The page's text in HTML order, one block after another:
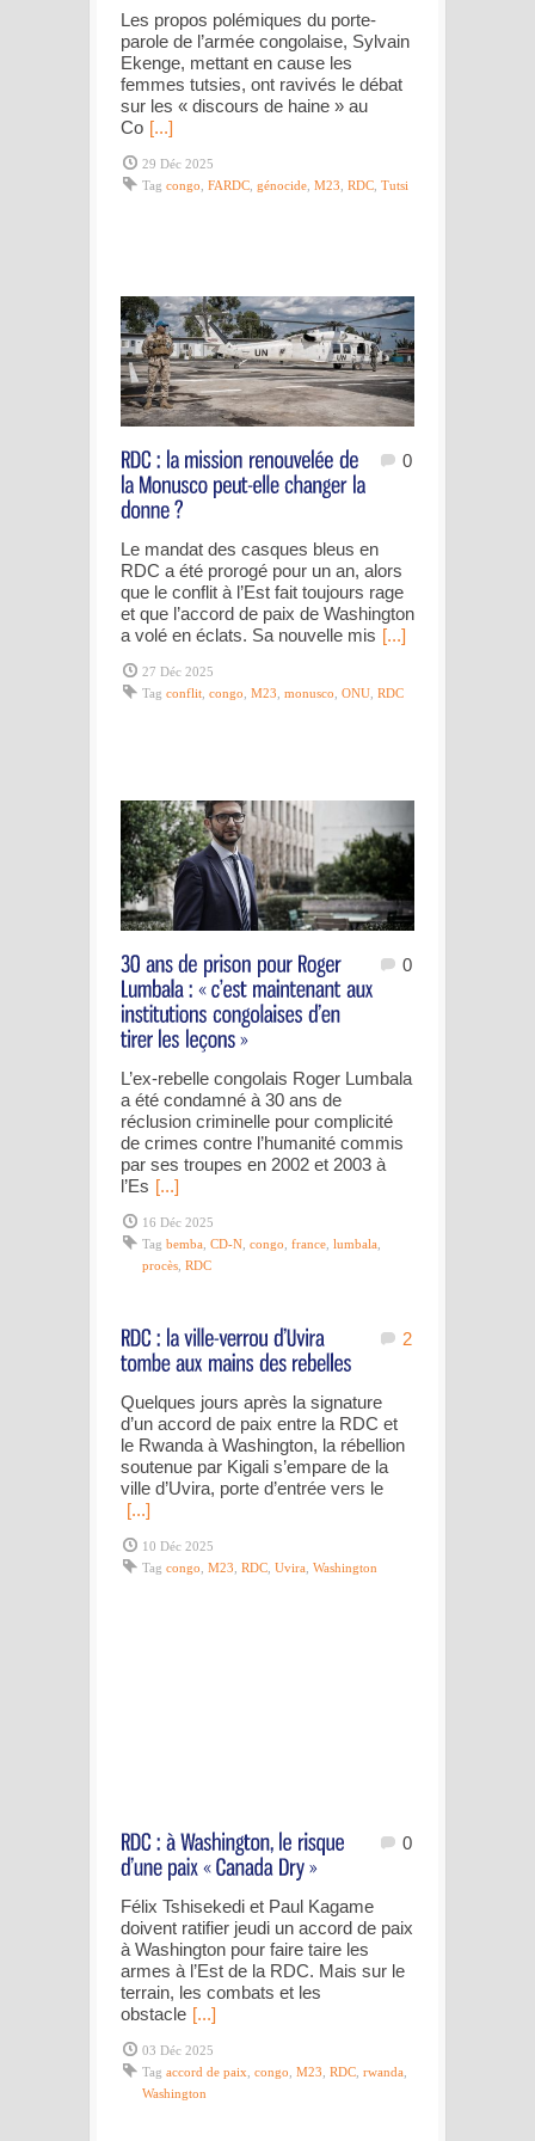
Les propos polémiques du porte-
parole de l’armée congolaise, Sylvain
Ekenge, mettant en cause les
femmes tutsies, ont ravivés le débat
sur les « discours de haine » au
Co [...]
29 Déc 2025
Tag congo FARDC génocide M23 RDC Tutsi
0
Le mandat des casques bleus en
RDC a été prorogé pour un an, alors
que le conflit à l’Est fait toujours rage
et que l’accord de paix de Washington
a volé en éclats. Sa nouvelle mis [...]
27 Déc 2025
Tag conflit congo M23 monusco ONU RDC
0
L’ex-rebelle congolais Roger Lumbala
a été condamné à 30 ans de
réclusion criminelle pour complicité
de crimes contre l’humanité commis
par ses troupes en 2002 et 2003 à
l’Es [...]
16 Déc 2025
Tag bemba CD-N congo france lumbala
procès RDC
2
Quelques jours après la signature
d’un accord de paix entre la RDC et
le Rwanda à Washington, la rébellion
soutenue par Kigali s’empare de la
ville d’Uvira, porte d’entrée vers le
[...]
10 Déc 2025
Tag congo M23 RDC Uvira Washington
0
Félix Tshisekedi et Paul Kagame
doivent ratifier jeudi un accord de paix
à Washington pour faire taire les
armes à l’Est de la RDC. Mais sur le
terrain, les combats et les
obstacle [...]
03 Déc 2025
Tag accord de paix congo M23 RDC rwanda
Washington